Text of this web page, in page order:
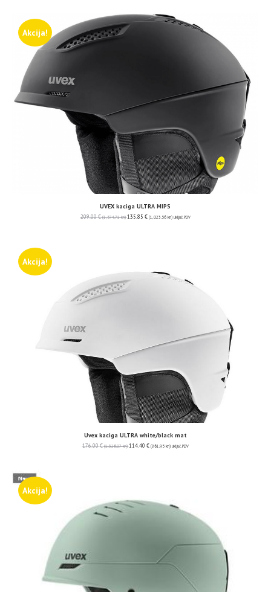
Akcija!
UVEX kaciga ULTRA MIPS
209.00€ (1,574.71 kn) 135.85 € (1,023.56 kn) uključ. PDV
Akcija!
Uvex kaciga ULTRA white/black mat
176.00€ (1,326.07 kn) 114.40 € (861.95 kn) uključ. PDV
Akcija!